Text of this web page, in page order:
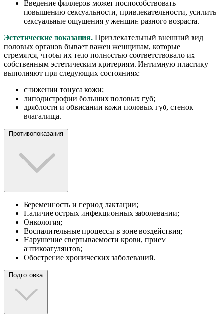
Введение филлеров может поспособствовать
повышению сексуальности, привлекательности, усилить
сексуальные ощущения у женщин разного возраста.
Эстетические показания. Привлекательный внешний вид
половых органов бывает важен женщинам, которые
стремятся, чтобы их тело полностью соответствовало их
собственным эстетическим критериям. Интимную пластику
выполняют при следующих состояниях:
снижении тонуса кожи;
липодистрофии больших половых губ;
дряблости и обвисании кожи половых губ, стенок
влагалища.
Противопоказания
Беременность и период лактации;
Наличие острых инфекционных заболеваний;
Онкология;
Воспалительные процессы в зоне воздействия;
Нарушение свертываемости крови, прием
антикоагулянтов;
Обострение хронических заболеваний.
Подготовка